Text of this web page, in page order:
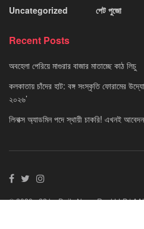
Uncategorized
পেট পুজো
Recent Posts
অবহেলা পেরিয়ে মাগুরার বাজার মাতাচ্ছে কাঠ লিচু
কলকাতায় চাঁদের হাট: বঙ্গ সংস্কৃতি ফোরামের
২০২৬’
লিনাক্স অ্যাডমিন পদে স্থায়ী চাকরি! এখনই
© 2020 - 22 by Daily News Reel LLP |